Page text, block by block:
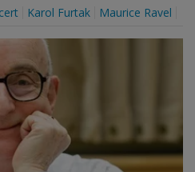
Karol Furtak Maurice Ravel